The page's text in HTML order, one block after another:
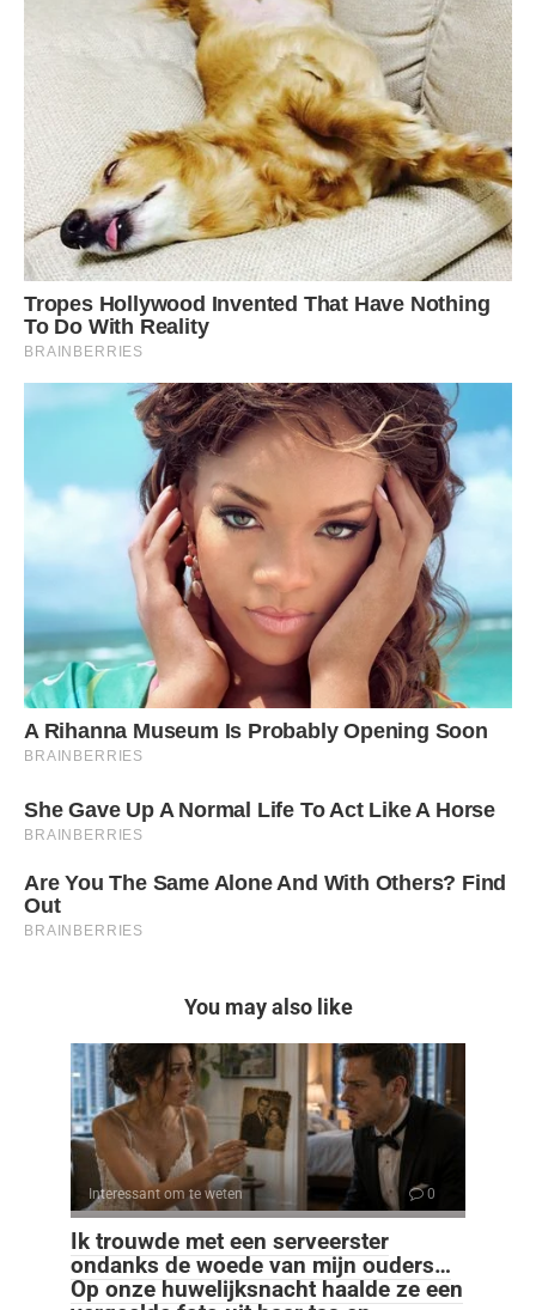
You may also like
Interessant om te weten 0
Ik trouwde met een serveerster
ondanks de woede van mijn ouders…
Op onze huwelijksnacht haalde ze een